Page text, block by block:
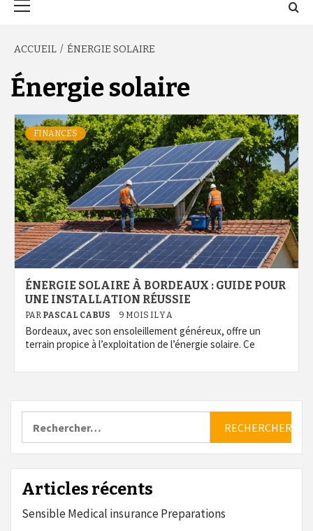
ACCUEIL ÉNERGIE SOLAIRE
Énergie solaire
FINANCES
ÉNERGIE SOLAIRE À BORDEAUX : GUIDE POUR
UNE INSTALLATION RÉUSSIE
PAR PASCAL CABUS 9 MOIS IL Y A
Bordeaux, avec son ensoleillement généreux, offre un
terrain propice à l’exploitation de l’énergie solaire. Ce
Articles récents
Sensible Medical insurance Preparations